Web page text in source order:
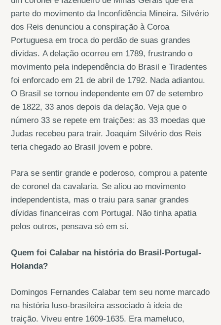
parte do movimento da Inconfidência Mineira. Silvério
dos Reis denunciou a conspiração à Coroa
Portuguesa em troca do perdão de suas grandes
dívidas. A delação ocorreu em 1789, frustrando o
movimento pela independência do Brasil e Tiradentes
foi enforcado em 21 de abril de 1792. Nada adiantou.
O Brasil se tornou independente em 07 de setembro
de 1822, 33 anos depois da delação. Veja que o
número 33 se repete em traições: as 33 moedas que
Judas recebeu para trair. Joaquim Silvério dos Reis
teria chegado ao Brasil jovem e pobre.
Para se sentir grande e poderoso, comprou a patente
de coronel da cavalaria. Se aliou ao movimento
independentista, mas o traiu para sanar grandes
dívidas financeiras com Portugal. Não tinha apatia
pelos outros, pensava só em si.
Quem foi Calabar na história do Brasil-Portugal-
Holanda?
Domingos Fernandes Calabar tem seu nome marcado
na história luso-brasileira associado à ideia de
traição. Viveu entre 1609-1635. Era mameluco,